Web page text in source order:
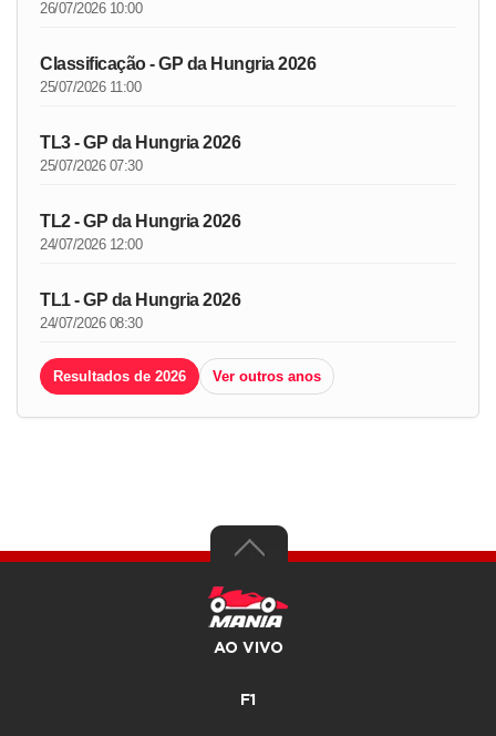
26/07/2026 10:00
Classificação - GP da Hungria 2026
25/07/2026 11:00
TL3 - GP da Hungria 2026
25/07/2026 07:30
TL2 - GP da Hungria 2026
24/07/2026 12:00
TL1 - GP da Hungria 2026
24/07/2026 08:30
Resultados de 2026 Ver outros anos
AO VIVO
F1